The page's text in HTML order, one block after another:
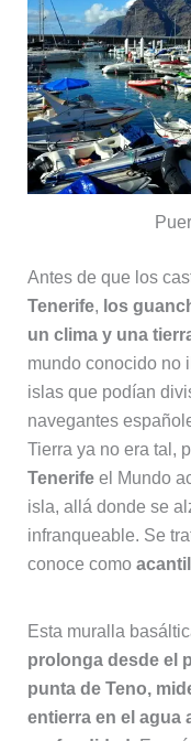
Antes de que los
Tenerife, los
un clima y una
mundo conocido no
islas que podían
navegantes
Tierra ya no era tal,
Tenerifeel Mundo
isla, allá donde se
infranqueable. Se
conoce como
Esta muralla
prolonga desde el
punta de Teno,
entierra en el agua